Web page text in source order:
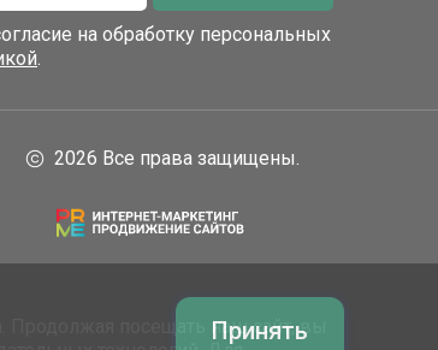
на обработку персональных
.
2026 Все права защищены.
Продолжая посещать наш сайт, вы
Принять